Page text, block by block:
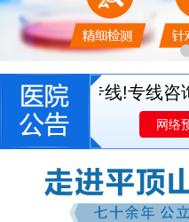
生就诊专线!专线咨
网络